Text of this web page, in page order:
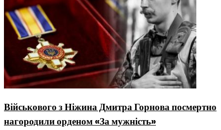
Військового з Ніжина Дмитра Горнова посмертно
нагородили орденом «За мужність»